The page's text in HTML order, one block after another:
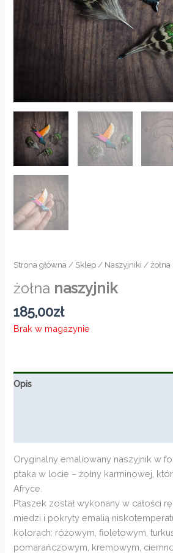
Strona główna / Sklep / Naszyjniki / żołna
żołna naszyjnik
185,00zł
Brak w magazynie
Opis
Oryginalny emaliowany naszyjnik w
ptaka w locie – żołny karminowej,
Afryce.
Ptaszek został wykonany w całości
miedzi i pokryty emalią
kolorach: różowym, fioletowym,
pomarańczowym, kremowym,